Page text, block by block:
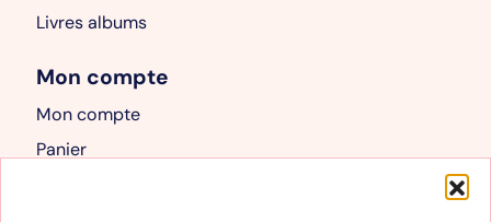
Livres albums
Mon compte
Mon compte
Panier